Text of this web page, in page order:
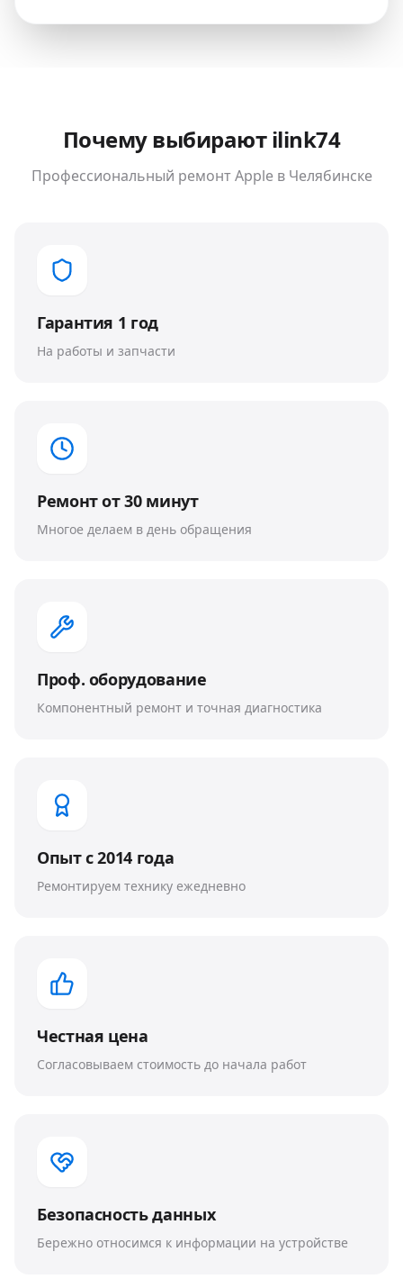
Почему выбирают ilink74
Профессиональный ремонтAppleв Челябинске
Гарантия 1 год
На работы и запчасти
Ремонт от 30 минут
Многое делаем в день обращения
Проф. оборудование
Компонентный ремонт и точная диагностика
Опыт с 2014 года
Ремонтируем технику ежедневно
Честная цена
Согласовываем стоимость до начала работ
Безопасность данных
Бережно относимся к информации на устройстве